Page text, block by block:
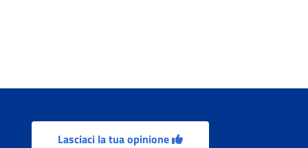
Lasciaci la tua opinione